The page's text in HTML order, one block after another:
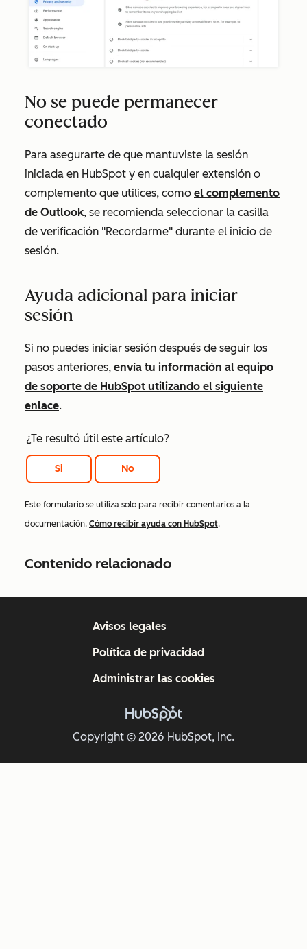
No se puede permanecer
conectado
Para asegurarte de que mantuviste la sesión
iniciada en HubSpot y en cualquier extensión o
complemento que utilices, como el complemento
de Outlook, se recomienda seleccionar la casilla
de verificación "Recordarme" durante el inicio de
sesión.
Ayuda adicional para iniciar
sesión
Si no puedes iniciar sesión después de seguir los
pasos anteriores, envía tu información al equipo
de soporte de HubSpot utilizando el siguiente
enlace.
¿Te resultó útil este artículo?
Si No
Este formulario se utiliza solo para recibir comentarios a la
documentación. Cómo recibir ayuda con HubSpot.
Contenido relacionado
Copyright © 2026 HubSpot, Inc.
Avisos legales
Política de privacidad
Administrar las cookies